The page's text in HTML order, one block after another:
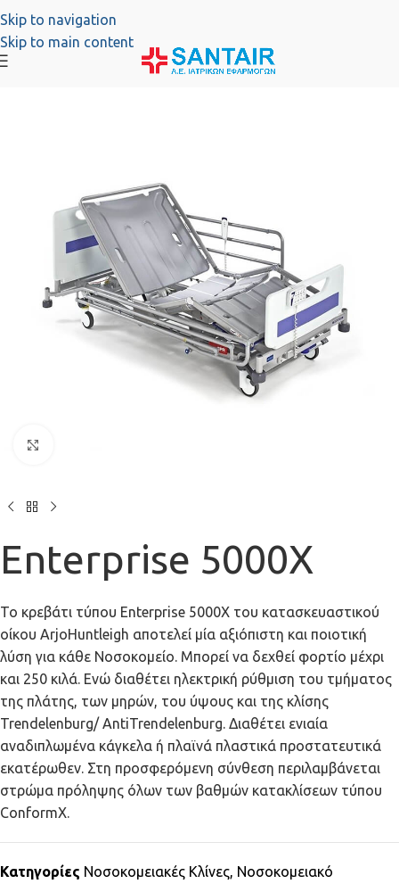
Skip to navigation
Skip to main content
Enterprise 5000X
Το κρεβάτι τύπου Enterprise 5000X του κατασκευαστικού
οίκου ArjoHuntleigh αποτελεί μία αξιόπιστη και ποιοτική
λύση για κάθε Νοσοκομείο. Μπορεί να δεχθεί φορτίο μέχρι
και 250 κιλά. Ενώ διαθέτει ηλεκτρική ρύθμιση του τμήματος
της πλάτης, των μηρών, του ύψους και της κλίσης
Trendelenburg/ AntiTrendelenburg. Διαθέτει ενιαία
αναδιπλωμένα κάγκελα ή πλαϊνά πλαστικά προστατευτικά
εκατέρωθεν. Στη προσφερόμενη σύνθεση περιλαμβάνεται
στρώμα πρόληψης όλων των βαθμών κατακλίσεων τύπου
ConformX.
Κατηγορίες Νοσοκομειακές Κλίνες, Νοσοκομειακό